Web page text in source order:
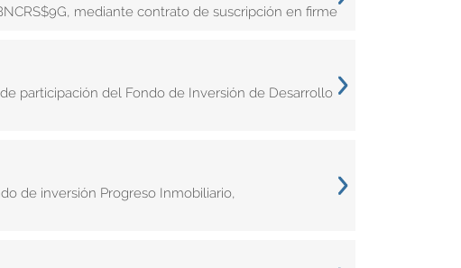
mediante contrato de suscripción en firme
participación del Fondo de Inversión de Desarrollo
de inversión Progreso Inmobiliario,